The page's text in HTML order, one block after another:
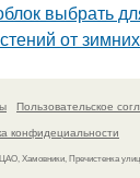
выбрать
от
Пользовательское
конфидециальности
Хамовники, Пречистенка